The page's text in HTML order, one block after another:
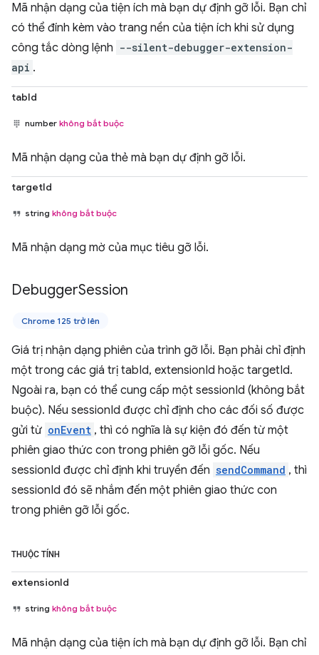
Mã nhận dạng của tiện ích mà bạn dự định gỡ lỗi. Bạn chỉ
có thể đính kèm vào trang nền của tiện ích khi sử dụng
công tắc dòng lệnh --silent-debugger-extension-
api .
tabId
number không bắt buộc
Mã nhận dạng của thẻ mà bạn dự định gỡ lỗi.
targetId
string không bắt buộc
Mã nhận dạng mờ của mục tiêu gỡ lỗi.
DebuggerSession
Chrome 125 trở lên
Giá trị nhận dạng phiên của trình gỡ lỗi. Bạn phải chỉ định
một trong các giá trị tabId, extensionId hoặc targetId.
Ngoài ra, bạn có thể cung cấp một sessionId (không bắt
buộc). Nếu sessionId được chỉ định cho các đối số được
gửi từ onEvent , thì có nghĩa là sự kiện đó đến từ một
phiên giao thức con trong phiên gỡ lỗi gốc. Nếu
sessionId được chỉ định khi truyền đến sendCommand , thì
sessionId đó sẽ nhắm đến một phiên giao thức con
trong phiên gỡ lỗi gốc.
THUỘC TÍNH
extensionId
string không bắt buộc
Mã nhận dạng của tiện ích mà bạn dự định gỡ lỗi. Bạn chỉ